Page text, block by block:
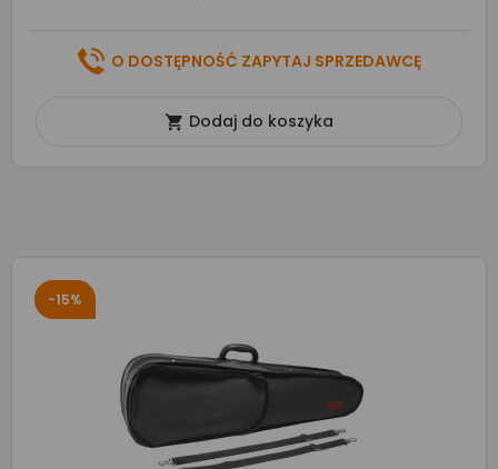
O DOSTĘPNOŚĆ ZAPYTAJ SPRZEDAWCĘ
 Dodaj do koszyka
-15%